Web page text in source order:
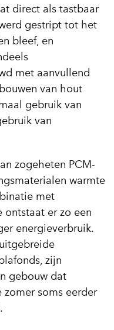
direct als tastbaar
gestript tot het
bleef, en
met aanvullend
van hout
gebruik van
van
zogeheten PCM-
warmte
met
er zo een
energieverbruik.
zijn
gebouw dat
soms eerder